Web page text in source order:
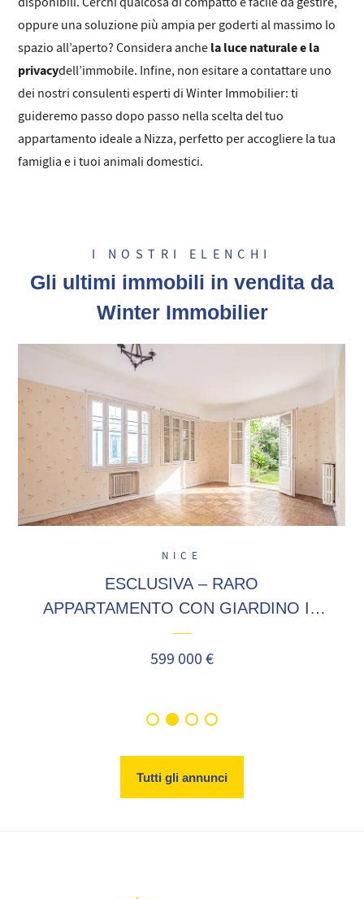
oppure una soluzione più ampia per goderti al massimo lo
spazio all’aperto? Considera anche la luce naturale e la
privacydell’immobile. Infine, non esitare a contattare uno
dei nostri consulenti esperti di Winter Immobilier: ti
guideremo passo dopo passo nella scelta del tuo
appartamento ideale a Nizza, perfetto per accogliere la tua
famiglia e i tuoi animali domestici.
I NOSTRI ELENCHI
Gli ultimi immobili in vendita da
Winter Immobilier
NICE
ESCLUSIVA – RARO
APPARTAMENTO CON GIARDINO IN
AVENUE DES FLEURS
599 000 €
Tutti gli annunci